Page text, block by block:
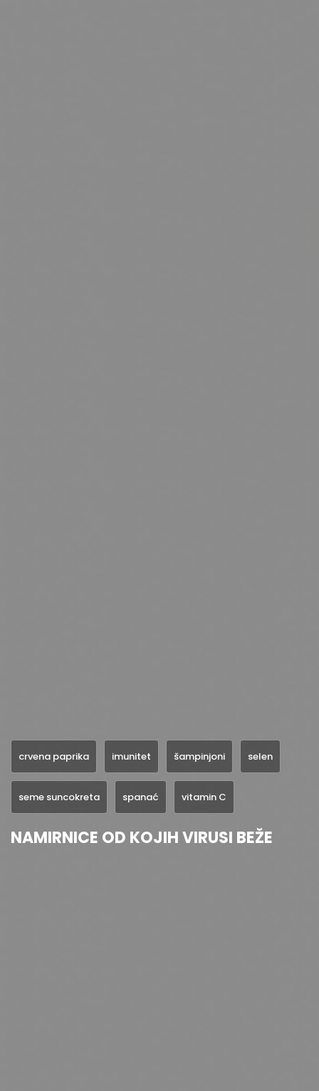
crvena paprika imunitet šampinjoni selen
seme suncokreta spanać vitamin C
NAMIRNICE OD KOJIH VIRUSI BEŽE